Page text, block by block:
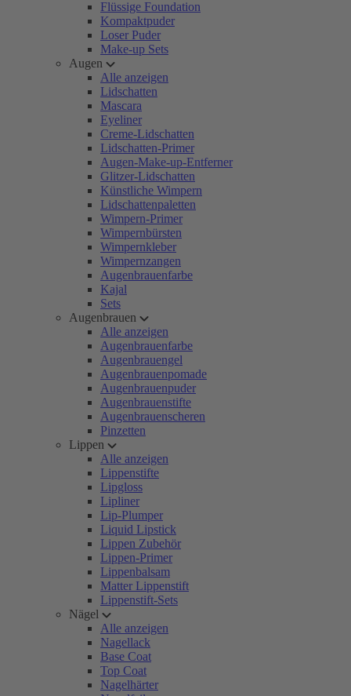
Flüssige Foundation
Kompaktpuder
Loser Puder
Make-up Sets
Augen
Alle anzeigen
Lidschatten
Mascara
Eyeliner
Creme-Lidschatten
Lidschatten-Primer
Augen-Make-up-Entferner
Glitzer-Lidschatten
Künstliche Wimpern
Lidschattenpaletten
Wimpern-Primer
Wimpernbürsten
Wimpernkleber
Wimpernzangen
Augenbrauenfarbe
Kajal
Sets
Augenbrauen
Alle anzeigen
Augenbrauenfarbe
Augenbrauengel
Augenbrauenpomade
Augenbrauenpuder
Augenbrauenstifte
Augenbrauenscheren
Pinzetten
Lippen
Alle anzeigen
Lippenstifte
Lipgloss
Lipliner
Lip-Plumper
Liquid Lipstick
Lippen Zubehör
Lippen-Primer
Lippenbalsam
Matter Lippenstift
Lippenstift-Sets
Nägel
Alle anzeigen
Nagellack
Base Coat
Top Coat
Nagelhärter